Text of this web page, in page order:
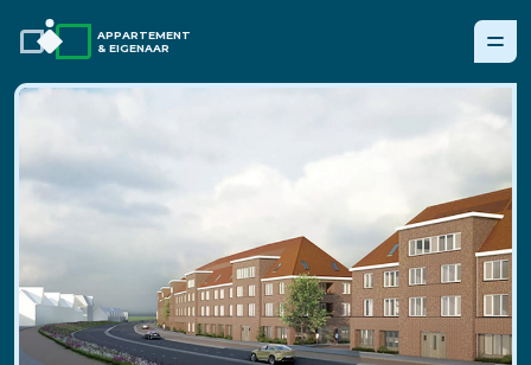
APPARTEMENT
& EIGENAAR